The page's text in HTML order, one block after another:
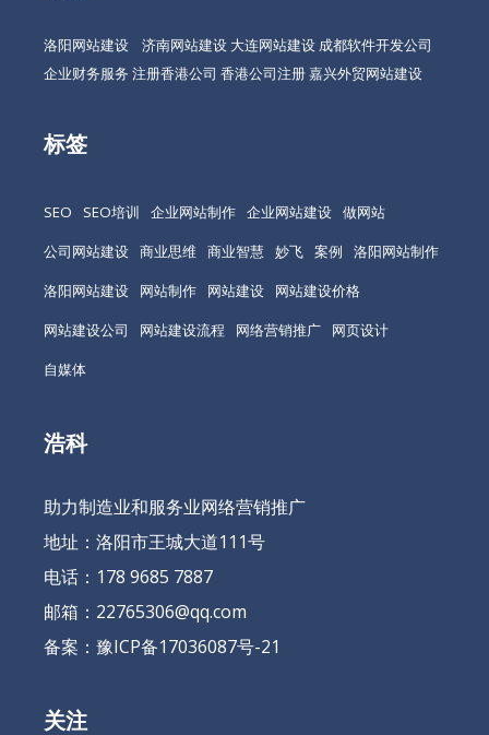
洛阳网站建设 济南网站建设 大连网站建设 成都软件开发公司
企业财务服务 注册香港公司 香港公司注册嘉兴外贸网站建设
标签
SEO SEO培训 企业网站制作 企业网站建设 做网站
公司网站建设 商业思维 商业智慧 妙飞 案例
洛阳网站制作
洛阳网站建设
网站制作 网站建设
网站建设价格
网站建设公司
网站建设流程 网络营销推广
网页设计
自媒体
浩科
助力制造业和服务业网络营销推广
地址：洛阳市王城大道111号
电话：178 9685 7887
邮箱：22765306@qq.com
备案： 豫ICP备17036087号-21
关注